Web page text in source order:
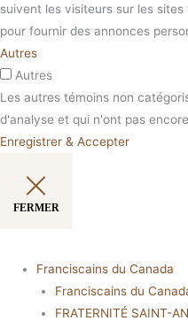
suivent les visiteurs sur les
pour fournir des annonces
Autres
Autres
Les autres témoins non
d'analyse et qui n'ont pas
Enregistrer & Accepter
FERMER
Franciscains du Canada
Franciscains du
FRATERNITÉ SAINT-